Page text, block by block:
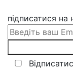
підписатися на